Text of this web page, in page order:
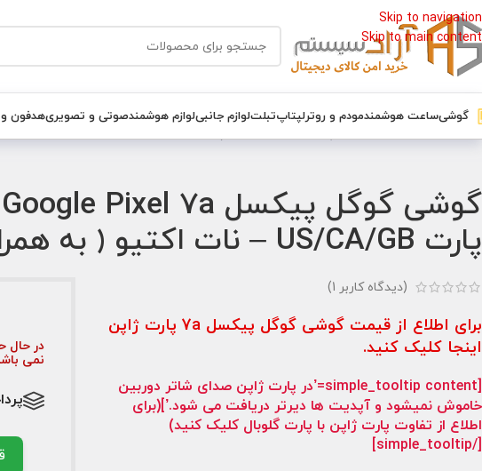
Skip to navigation
Skip to main content
گوشیساعت هوشمندمودم و روترلپتاپتبلتلوازم جانبیلوازم هوشمندصوتی و تصویریهدفون و
پارت US/CA/GB – نات اکتیو ( به همراه گارانتی تعویض )
در حال
نمی
(دیدگاه کاربر 1
)
برای اطلاع از قیمت گوشی گوگل پیکسل 7a پارت ژاپن
اینجا کلیک کنید.
[simple_tooltip content=’در پارت ژاپن صدای شاتر دوربین
خاموش نمیشود و آپدیت ها دیرتر دریافت می شود.’](برای
اطلاع از تفاوت پارت ژاپن با پارت گلوبال کلیک کنید)
[/simple_tooltip]